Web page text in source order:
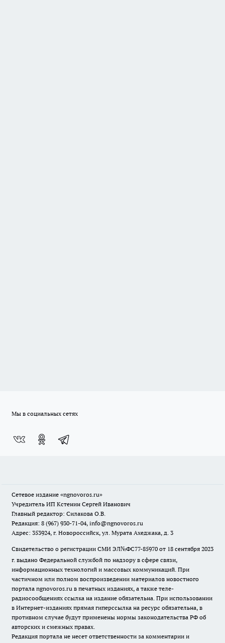
Мы в социальных сетях
Сетевое издание «ngnovoros.ru»
Учредитель ИП Кстенин Сергей Иванович
Главный редактор: Силакова О.В.
Редакция: 8 (967) 930-71-04, info@ngnovoros.ru
Адрес: 353924, г. Новороссийск, ул. Мурата Ахеджака, д. 3
Свидетельство о регистрации СМИ ЭЛ№ФС77-85970 от 18 сентября 2023
г. выдано Федеральной службой по надзору в сфере связи,
информационных технологий и массовых коммуникаций. При
частичном или полном воспроизведении материалов новостного
портала ngnovoros.ru в печатных изданиях, а также теле-
радиосообщениях ссылка на издание обязательна. При использовании
в Интернет-изданиях прямая гиперссылка на ресурс обязательна, в
противном случае будут применены нормы законодательства РФ об
авторских и смежных правах.
Редакция портала не несет ответственности за комментарии и